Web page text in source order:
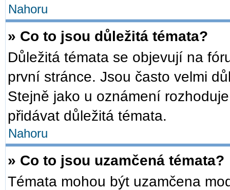
Nahoru
» Co to jsou důležitá témata?
Důležitá témata se objevují na
první stránce. Jsou často velmi
Stejně jako u oznámení
přidávat důležitá témata.
Nahoru
» Co to jsou uzamčená témata?
Témata mohou být uzamčena